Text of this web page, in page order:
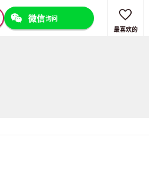
微信询问
最喜欢的